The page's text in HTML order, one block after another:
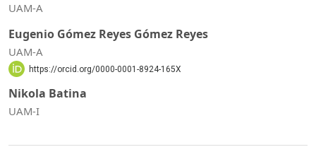
UAM-A
Eugenio Gómez Reyes Gómez Reyes
UAM-A
https://orcid.org/0000-0001-8924-165X
Nikola Batina
UAM-I